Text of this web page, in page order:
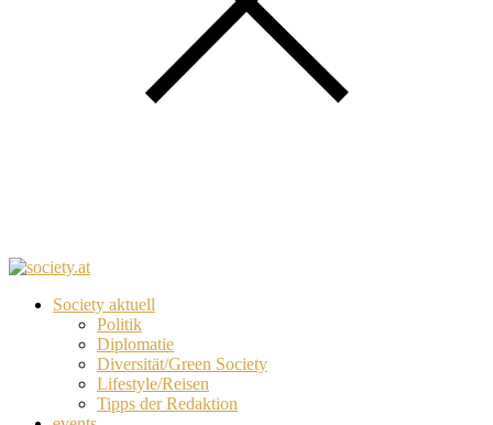
Society aktuell
Politik
Diplomatie
Diversität/Green Society
Lifestyle/Reisen
Tipps der Redaktion